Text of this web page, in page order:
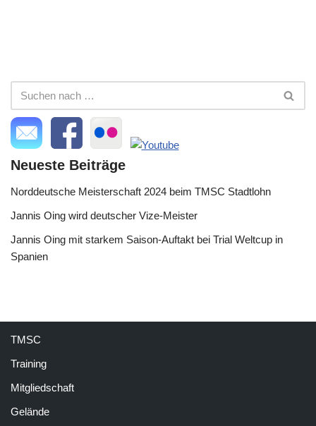
Neueste Beiträge
Norddeutsche Meisterschaft 2024 beim TMSC Stadtlohn
Jannis Oing wird deutscher Vize-Meister
Jannis Oing mit starkem Saison-Auftakt bei Trial Weltcup in
Spanien
TMSC
Training
Mitgliedschaft
Gelände